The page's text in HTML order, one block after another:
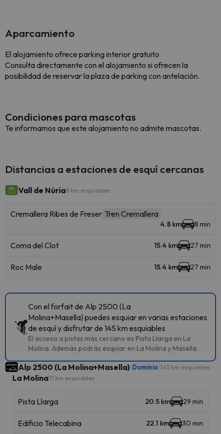
Aparcamiento
El alojamiento ofrece parking interior gratuito
Consulta directamente con el alojamiento si ofrecen la
posibilidad de reservar la plaza de parking con antelación.
Condiciones para mascotas
Te informamos que este alojamiento no admite mascotas.
Distancias a estaciones de esquí cercanas
Vall de Núria8 km esquiables
Cremallera Ribes de Freser Tren Cremallera
4.8 km 8 min
Coma del Clot 15.4 km 27 min
Roc Male 15.4 km 27 min
Con el forfait de Alp 2500 (La
Molina+Masella) puedes esquiar en varias estaciones
de esquí y disfrutar de 145 km esquiables
El acceso a pistas más cercano es Pista Llarga en La
Molina. Además podrás esquiar en La Molina y Masella.
Alp 2500 (La Molina+Masella) Dominio 145 km esquiables
La Molina71 km esquiables
Pista Llarga 20.5 km 29 min
Edificio Telecabina 22.1 km 30 min